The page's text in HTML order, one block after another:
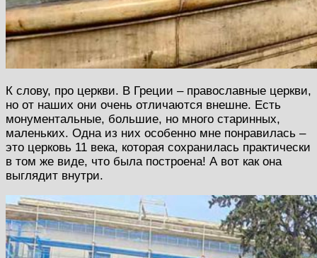
К слову, про церкви. В Греции – православные церкви,
но от наших они очень отличаются внешне. Есть
монументальные, большие, но много старинных,
маленьких. Одна из них особенно мне понравилась –
это церковь 11 века, которая сохранилась практически
в том же виде, что была построена! А вот как она
выглядит внутри.